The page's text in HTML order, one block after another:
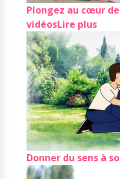
Plongez au cœur
vidéosLire plus
Donner du sens à